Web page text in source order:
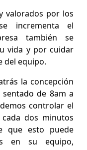
valorados por los
incrementa el
también se
vida y por cuidar
del equipo.
la concepción
de 8am a
controlar el
dos minutos
que esto puede
en su equipo,